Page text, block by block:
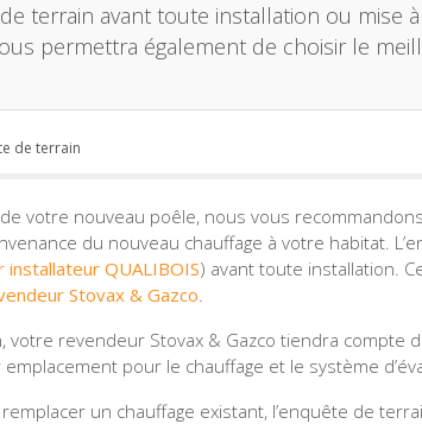
terrain avant toute installation ou mise
permettra également de choisir le
de terrain
de votre nouveau poêle, nous vous
du nouveau chauffage à votre habitat.
installateur QUALIBOIS) avant toute installation.
Stovax & Gazco.
votre revendeur Stovax & Gazco tiendra
pour le chauffage et le système
un chauffage existant, l’enquête de